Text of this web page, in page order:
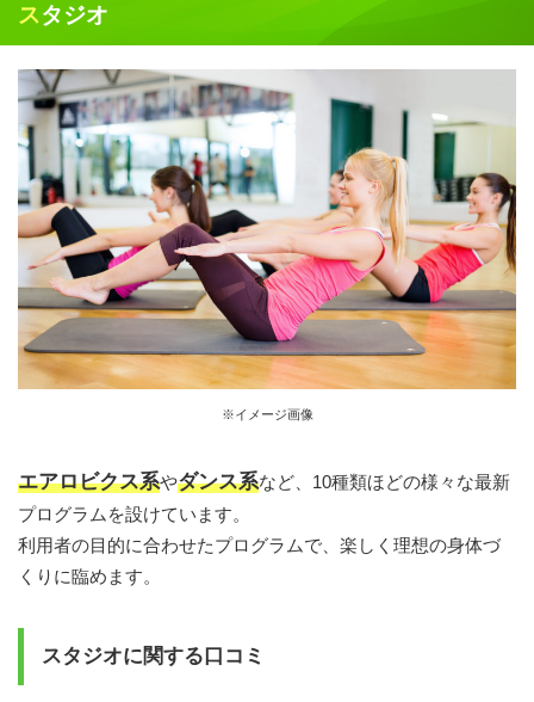
スタジオ
※イメージ画像
エアロビクス系やダンス系など、10種類ほどの様々な最新
プログラムを設けています。
利用者の目的に合わせたプログラムで、楽しく理想の身体づ
くりに臨めます。
スタジオに関する口コミ